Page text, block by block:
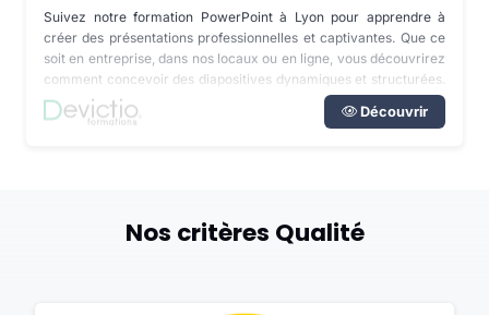
Suivez notre formation PowerPoint à Lyon pour apprendre à
créer des présentations professionnelles et captivantes. Que ce
soit en entreprise, dans nos locaux ou en ligne, vous découvrirez
comment concevoir des diapositives dynamiques et structurées.
Cette formation est éligible au CPF, avec la possibilité de valider
vos compétences par une certification TOSA, vous garantissant
Découvrir
Nos critères Qualité